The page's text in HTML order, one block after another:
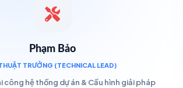
Phạm Bảo
TRƯỞNG (TECHNICAL LEAD)
công hệ thống dự án & Cấu hình giải pháp